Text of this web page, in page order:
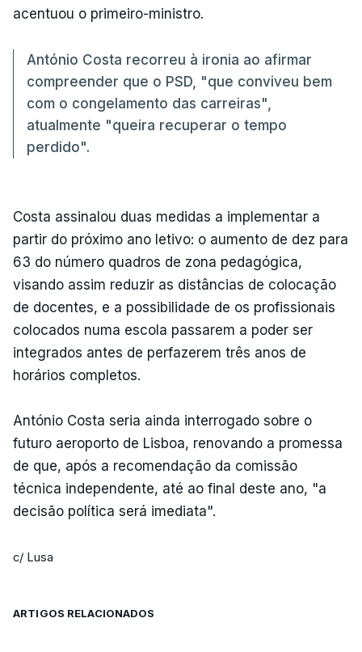
acentuou o primeiro-ministro.
António Costa recorreu à ironia ao afirmar
compreender que o PSD, "que conviveu bem
com o congelamento das carreiras",
atualmente "queira recuperar o tempo
perdido".
Costa assinalou duas medidas a implementar a
partir do próximo ano letivo: o aumento de dez para
63 do número quadros de zona pedagógica,
visando assim reduzir as distâncias de colocação
de docentes, e a possibilidade de os profissionais
colocados numa escola passarem a poder ser
integrados antes de perfazerem três anos de
horários completos.
António Costa seria ainda interrogado sobre o
futuro aeroporto de Lisboa, renovando a promessa
de que, após a recomendação da comissão
técnica independente, até ao final deste ano, "a
decisão política será imediata".
c/ Lusa
ARTIGOS RELACIONADOS